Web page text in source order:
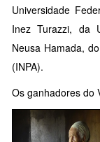
Universidade
Inez Turazzi, da
Neusa Hamada,
(INPA).
Os ganhadores do